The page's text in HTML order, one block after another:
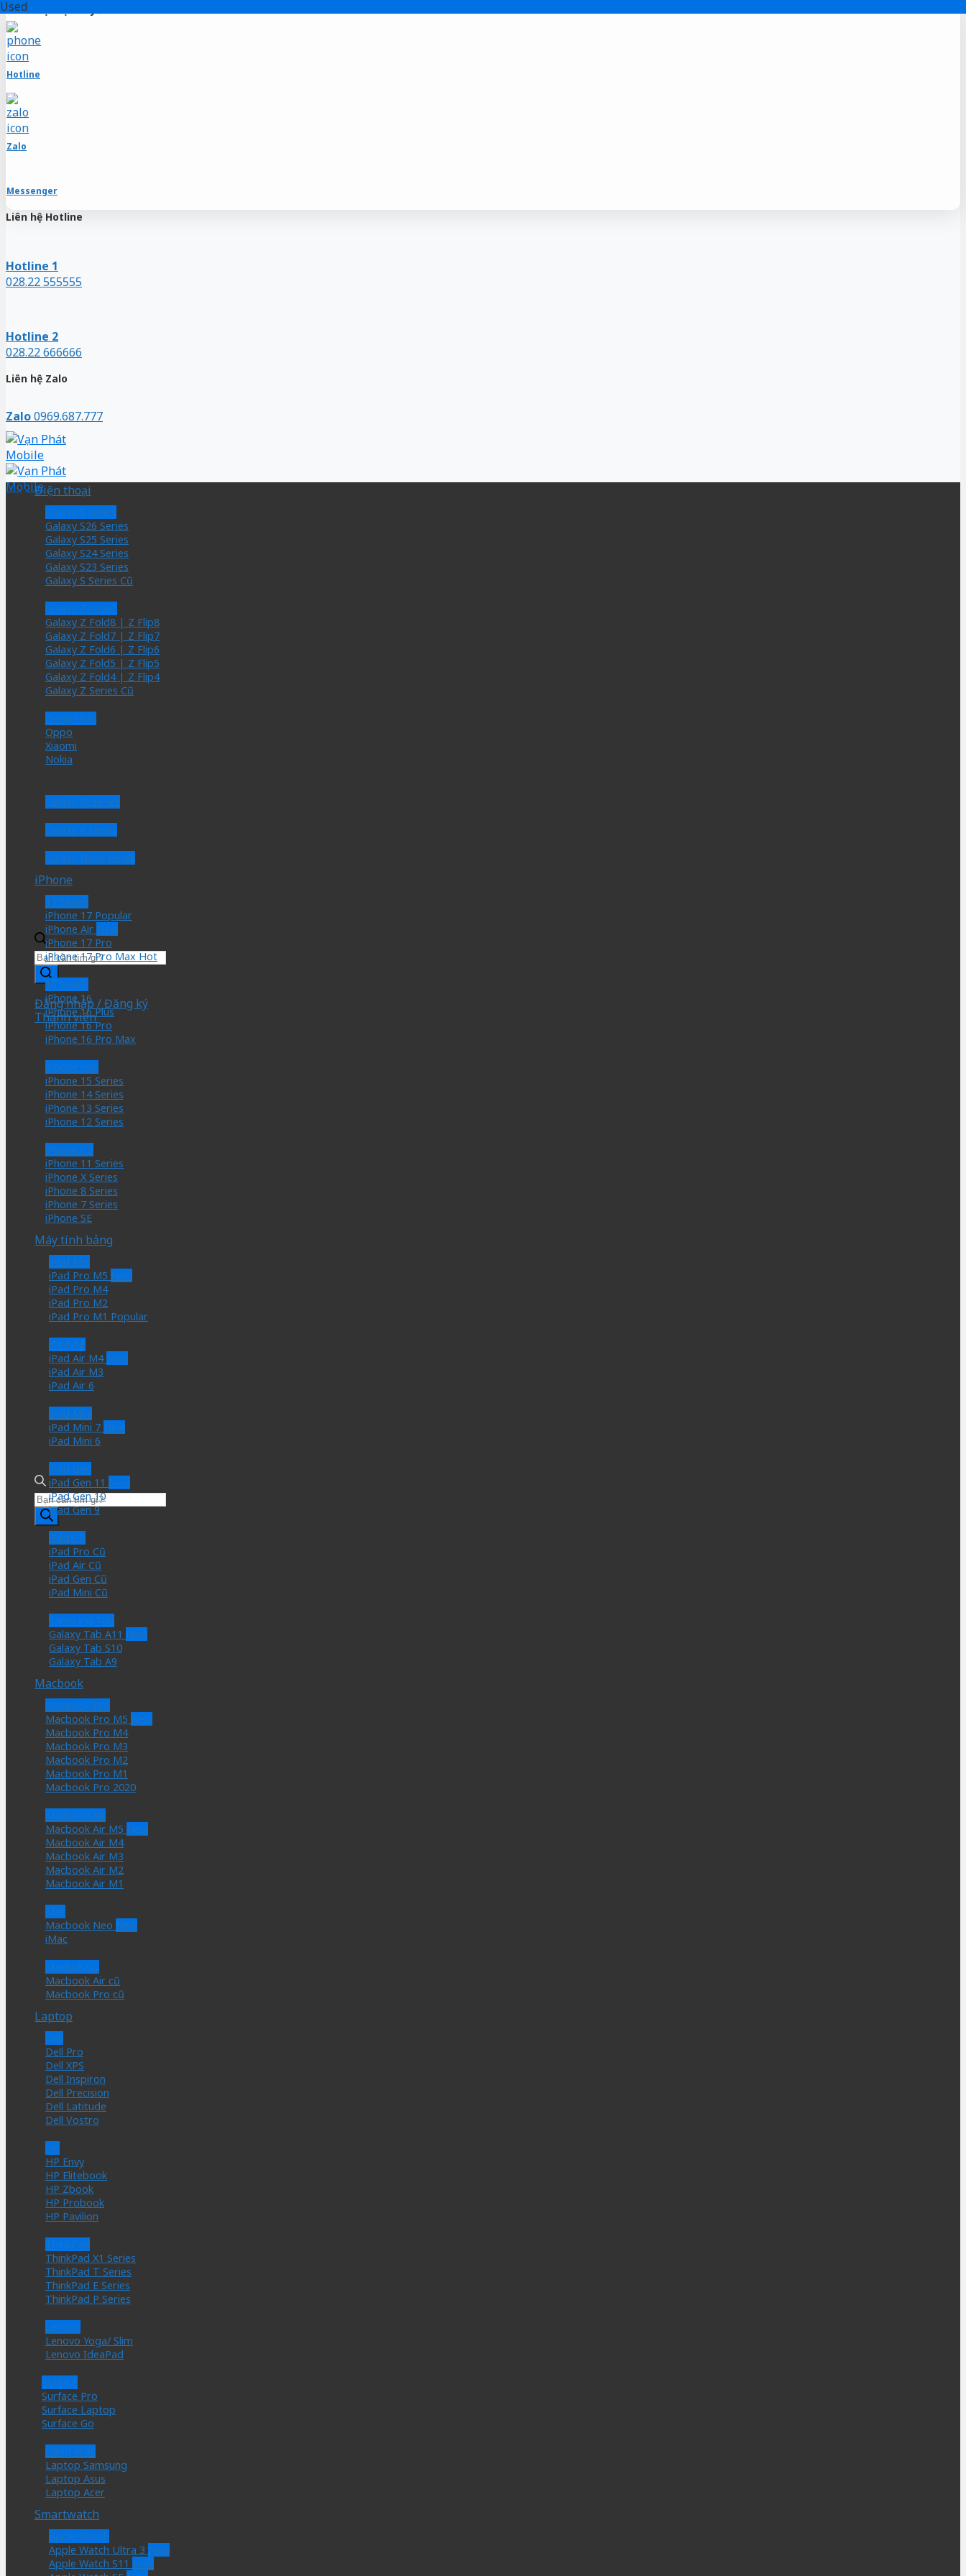
Skip
to
content
Hỗ trợ trực tuyến
Hotline
Zalo
Messenger
Liên hệ Hotline
Hotline 1
028.22 555555
Hotline 2
028.22 666666
Liên hệ Zalo
Zalo0969.687.777
Tìm
kiếm
sản
phẩm
Đăng nhập / Đăng ký
Thành viên
Chưa có sản phẩm trong giỏ hàng.
Tìm
kiếm
sản
phẩm
Giỏ hàng
Chưa có sản phẩm trong giỏ hàng.
Điện thoại
Galaxy S series
Galaxy S26 Series
Galaxy S25 Series
Galaxy S24 Series
Galaxy S23 Series
Galaxy S Series Cũ
Galaxy Z series
Galaxy Z Fold8 | Z Flip8
Galaxy Z Fold7 | Z Flip7
Galaxy Z Fold6 | Z Flip6
Galaxy Z Fold5 | Z Flip5
Galaxy Z Fold4 | Z Flip4
Galaxy Z Series Cũ
Dòng khác
Oppo
Xiaomi
Nokia
Galaxy M series
Galaxy A series
Galaxy Note series
iPhone
17 Series
iPhone 17
iPhone Air
iPhone 17 Pro
iPhone 17 Pro Max
16 Series
iPhone 16
iPhone 16 Plus
iPhone 16 Pro
iPhone 16 Pro Max
iPhone mới
iPhone 15 Series
iPhone 14 Series
iPhone 13 Series
iPhone 12 Series
iPhone Cũ
iPhone 11 Series
iPhone X Series
iPhone 8 Series
iPhone 7 Series
iPhone SE
Máy tính bảng
iPad Pro
iPad Pro M5
iPad Pro M4
iPad Pro M2
iPad Pro M1
iPad Air
iPad Air M4
iPad Air M3
iPad Air 6
iPad Mini
iPad Mini 7
iPad Mini 6
iPad Gen
iPad Gen 11
iPad Gen 10
iPad Gen 9
iPad Cũ
iPad Pro Cũ
iPad Air Cũ
iPad Gen Cũ
iPad Mini Cũ
Samsung Tab
Galaxy Tab A11
Galaxy Tab S10
Galaxy Tab A9
Macbook
Macbook Pro
Macbook Pro M5
Macbook Pro M4
Macbook Pro M3
Macbook Pro M2
Macbook Pro M1
Macbook Pro 2020
Macbook Air
Macbook Air M5
Macbook Air M4
Macbook Air M3
Macbook Air M2
Macbook Air M1
Mac
Macbook Neo
iMac
Macbok Cũ
Macbook Air cũ
Macbook Pro cũ
Laptop
Dell
Dell Pro
Dell XPS
Dell Inspiron
Dell Precision
Dell Latitude
Dell Vostro
HP
HP Envy
HP Elitebook
HP Zbook
HP Probook
HP Pavilion
ThinkPad
ThinkPad X1 Series
ThinkPad T Series
ThinkPad E Series
ThinkPad P Series
Lenovo
Lenovo Yoga/ Slim
Lenovo IdeaPad
Surface
Surface Pro
Surface Laptop
Surface Go
Hãng khác
Laptop Samsung
Laptop Asus
Laptop Acer
Smartwatch
Apple Watch
Apple Watch Ultra 3
Apple Watch S11
Used
Used
Used
Used
Used
Used
Used
Used
Used